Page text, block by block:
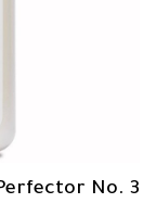
No. 3